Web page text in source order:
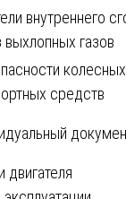
внутреннего
выхлопных газов
колесных
средств
двигателя